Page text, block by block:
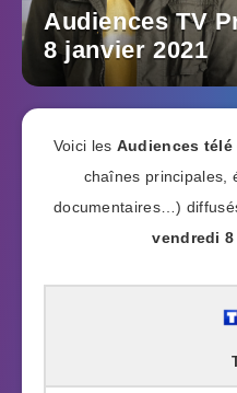
Audiences TV
8 janvier 2021
Voici les Audiences télé
chaînes principales,
documentaires…)
vendredi